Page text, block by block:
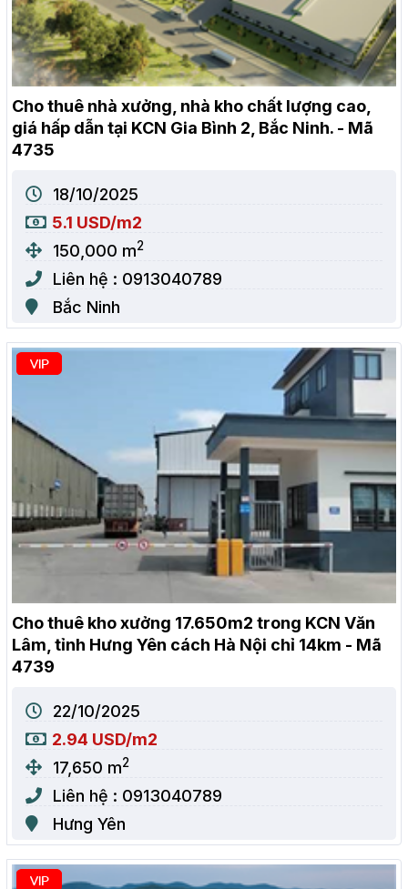
Cho thuê nhà xưởng, nhà kho chất lượng cao,
giá hấp dẫn tại KCN Gia Bình 2, Bắc Ninh. - Mã
4735
18/10/2025
5.1 USD/m2
150,000 m2
Liên hệ : 0913040789
Bắc Ninh
Cho thuê kho xưởng 17.650m2 trong KCN Văn
Lâm, tỉnh Hưng Yên cách Hà Nội chỉ 14km - Mã
4739
22/10/2025
2.94 USD/m2
17,650 m2
Liên hệ : 0913040789
Hưng Yên